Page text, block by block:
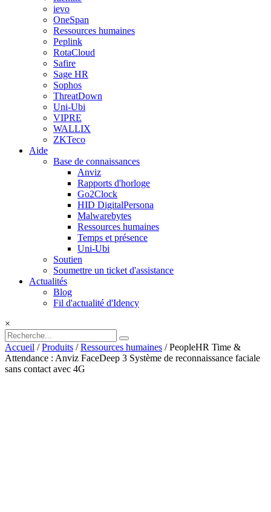
ievo
OneSpan
Ressources humaines
Peplink
RotaCloud
Safire
Sage HR
Sophos
ThreatDown
Uni-Ubi
VIPRE
WALLIX
ZKTeco
Aide
Base de connaissances
Anviz
Rapports d'horloge
Go2Clock
HID DigitalPersona
Malwarebytes
Ressources humaines
Temps et présence
Uni-Ubi
Soutien
Soumettre un ticket d'assistance
Actualités
Blog
Fil d'actualité d'Idency
×
Accueil /Produits /Ressources humaines / PeopleHR Time &
Attendance : Anviz FaceDeep 3 Système de reconnaissance faciale
sans contact avec 4G